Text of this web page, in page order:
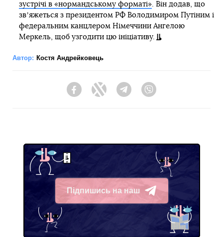
зустрічі в «нормандському форматі». Він додав, що
звʼяжеться з президентом РФ Володимиром Путіним і
федеральним канцлером Німеччини Ангелою
Меркель, щоб узгодити цю ініціативу.
Автор: Костя Андрейковець
FacebookTwitter Telegram
Підпишись на наш
Telegram